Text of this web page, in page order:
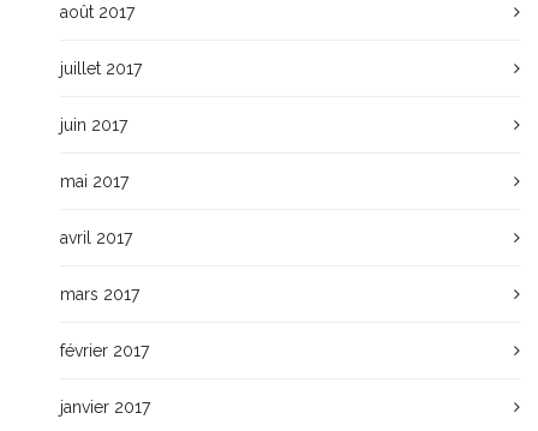
août 2017
juillet 2017
juin 2017
mai 2017
avril 2017
mars 2017
février 2017
janvier 2017